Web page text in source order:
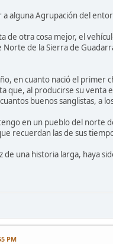
alguna Agrupación del
de otra cosa mejor, el
de la Sierra de
en cuanto nació el primer
que, al producirse su
buenos sanglistas, a
en un pueblo del norte
recuerdan las de sus
de una historia larga, haya
PM